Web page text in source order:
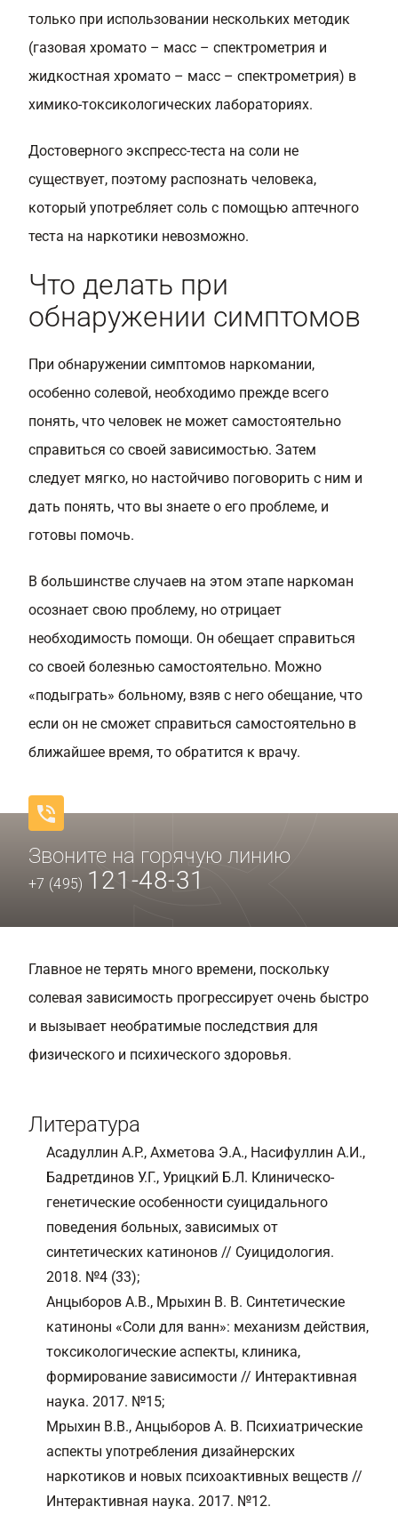
только при использовании нескольких методик
(газовая хромато – масс – спектрометрия и
жидкостная хромато – масс – спектрометрия) в
химико-токсикологических лабораториях.
Достоверного экспресс-теста на соли не
существует, поэтому распознать человека,
который употребляет соль с помощью аптечного
теста на наркотики невозможно.
Что делать при
обнаружении симптомов
При обнаружении симптомов наркомании,
особенно солевой, необходимо прежде всего
понять, что человек не может самостоятельно
справиться со своей зависимостью. Затем
следует мягко, но настойчиво поговорить с ним и
дать понять, что вы знаете о его проблеме, и
готовы помочь.
В большинстве случаев на этом этапе наркоман
осознает свою проблему, но отрицает
необходимость помощи. Он обещает справиться
со своей болезнью самостоятельно. Можно
«подыграть» больному, взяв с него обещание, что
если он не сможет справиться самостоятельно в
ближайшее время, то обратится к врачу.
Звоните на горячую линию
+7 (495) 121-48-31
Главное не терять много времени, поскольку
солевая зависимость прогрессирует очень быстро
и вызывает необратимые последствия для
физического и психического здоровья.
Литература
Асадуллин А.Р., Ахметова Э.А., Насифуллин А.И.,
Бадретдинов У.Г., Урицкий Б.Л. Клиническо-
генетические особенности суицидального
поведения больных, зависимых от
синтетических катинонов // Суицидология.
2018. №4 (33);
Анцыборов А.В., Мрыхин В. В. Синтетические
катиноны «Соли для ванн»: механизм действия,
токсикологические аспекты, клиника,
формирование зависимости // Интерактивная
наука. 2017. №15;
Мрыхин В.В., Анцыборов А. В. Психиатрические
аспекты употребления дизайнерских
наркотиков и новых психоактивных веществ //
Интерактивная наука. 2017. №12.